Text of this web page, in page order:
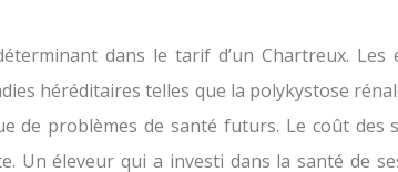
dans le tarif d’un Chartreux.
héréditaires telles que la polykystose
de problèmes de santé futurs. Le coût
Un éleveur qui a investi dans la santé de